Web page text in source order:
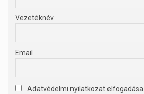
Vezetéknév
Email
Adatvédelmi nyilatkozat elfogadása